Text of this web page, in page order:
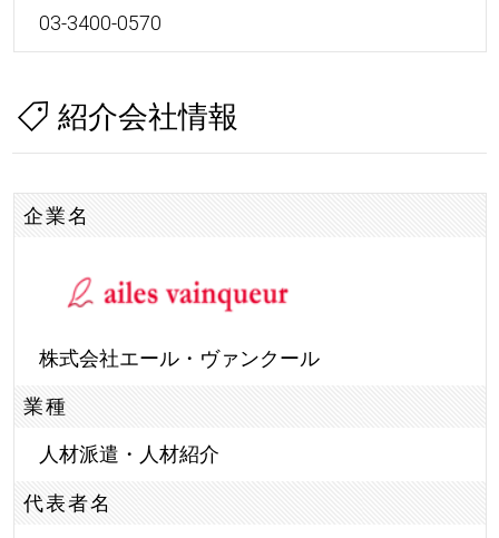
03-3400-0570
紹介会社情報
企業名
株式会社エール・ヴァンクール
業種
人材派遣・人材紹介
代表者名